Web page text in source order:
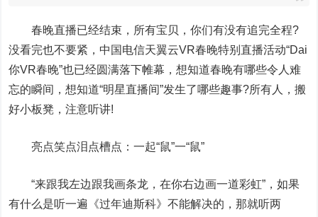
春晚直播已经结束，所有宝贝，你们有没有追完全程?
没看完也不要紧，中国电信天翼云VR春晚特别直播活动“Dai
你VR春晚”也已经圆满落下帷幕，想知道春晚有哪些令人难
忘的瞬间，想知道“明星直播间”发生了哪些趣事?所有人，搬
好小板凳，注意听讲!
亮点笑点泪点槽点：一起“鼠”一“鼠”
“来跟我左边跟我画条龙，在你右边画一道彩虹”，如果
有什么是听一遍《过年迪斯科》不能解决的，那就听两